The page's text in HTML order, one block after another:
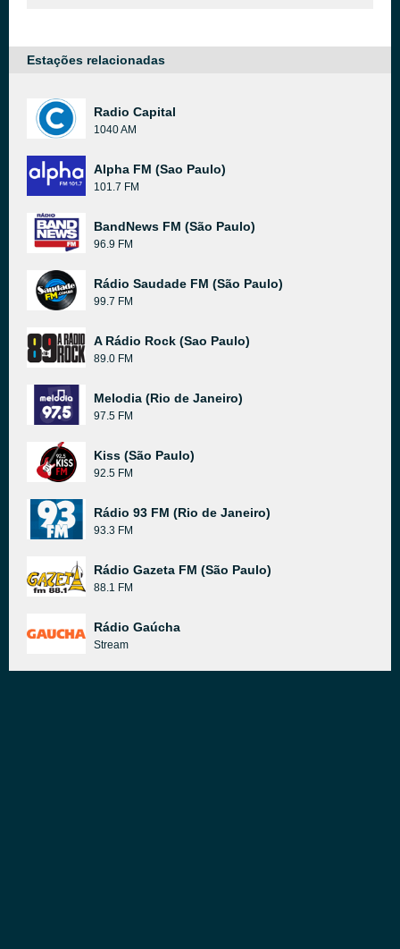
Estações relacionadas
Radio Capital
1040 AM
Alpha FM (Sao Paulo)
101.7 FM
BandNews FM (São Paulo)
96.9 FM
Rádio Saudade FM (São Paulo)
99.7 FM
A Rádio Rock (Sao Paulo)
89.0 FM
Melodia (Rio de Janeiro)
97.5 FM
Kiss (São Paulo)
92.5 FM
Rádio 93 FM (Rio de Janeiro)
93.3 FM
Rádio Gazeta FM (São Paulo)
88.1 FM
Rádio Gaúcha
Stream